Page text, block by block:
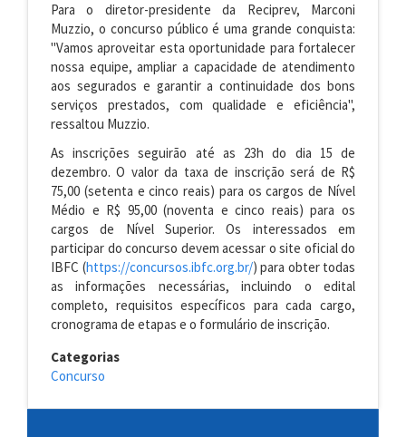
Para o diretor-presidente da Reciprev, Marconi
Muzzio, o concurso público é uma grande conquista:
"Vamos aproveitar esta oportunidade para fortalecer
nossa equipe, ampliar a capacidade de atendimento
aos segurados e garantir a continuidade dos bons
serviços prestados, com qualidade e eficiência",
ressaltou Muzzio.
As inscrições seguirão até as 23h do dia 15 de
dezembro. O valor da taxa de inscrição será de R$
75,00 (setenta e cinco reais) para os cargos de Nível
Médio e R$ 95,00 (noventa e cinco reais) para os
cargos de Nível Superior. Os interessados em
participar do concurso devem acessar o site oficial do
IBFC (https://concursos.ibfc.org.br/) para obter todas
as informações necessárias, incluindo o edital
completo, requisitos específicos para cada cargo,
cronograma de etapas e o formulário de inscrição.
Categorias
Concurso